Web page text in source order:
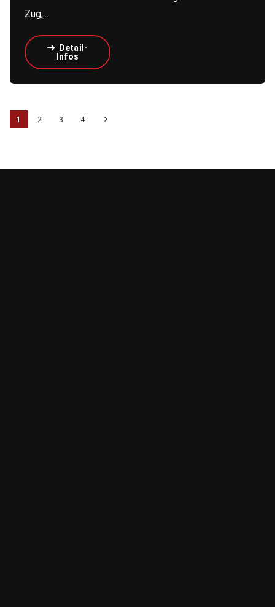
Zug,...
Detail-
Infos
1 2 3 4